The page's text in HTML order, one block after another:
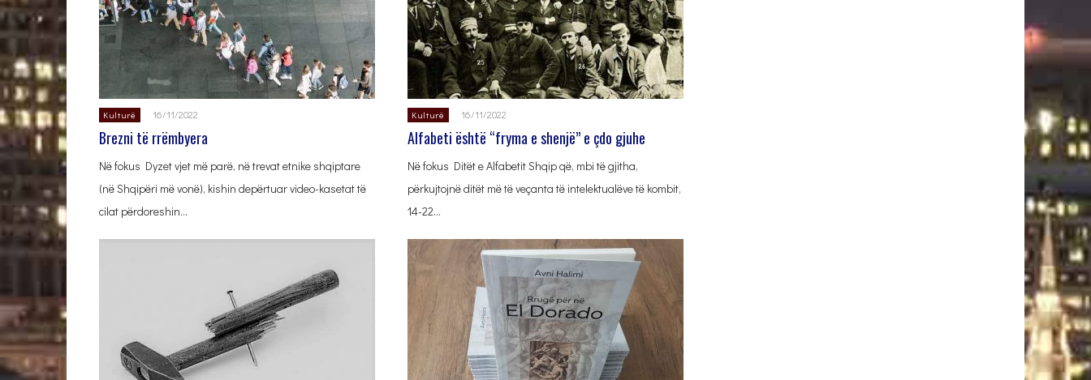
Kulturë 16/11/2022
Brezni të rrëmbyera
Në fokus Dyzet vjet më parë, në trevat etnike shqiptare
(në Shqipëri më vonë), kishin depërtuar video-kasetat të
cilat përdoreshin…
Kulturë 16/11/2022
Alfabeti është “fryma e shenjë” e çdo gjuhe
Në fokus Ditët e Alfabetit Shqip që, mbi të gjitha,
përkujtojnë ditët më të veçanta të intelektualëve të kombit,
14-22…